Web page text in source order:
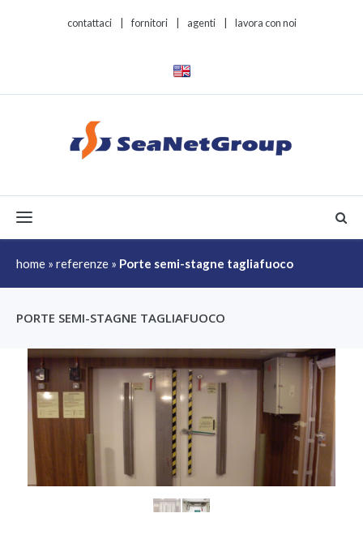
contattaci fornitori agenti lavora con noi
Toggle navigation
home » referenze » Porte semi-stagne tagliafuoco
PORTE SEMI-STAGNE TAGLIAFUOCO